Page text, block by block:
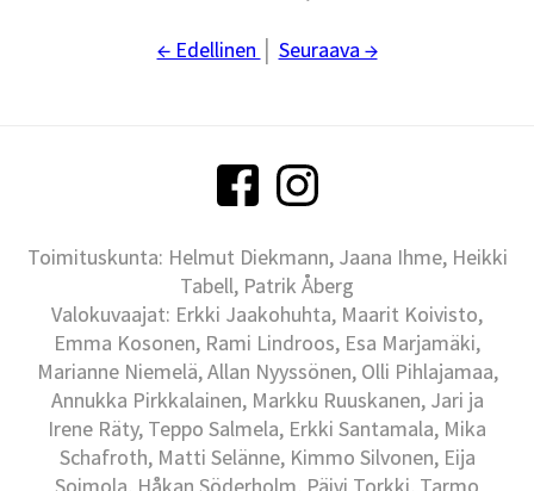
← Edellinen Seuraava →
Toimituskunta: Helmut Diekmann, Jaana Ihme, Heikki
Tabell, Patrik Åberg
Valokuvaajat: Erkki Jaakohuhta, Maarit Koivisto,
Emma Kosonen, Rami Lindroos, Esa Marjamäki,
Marianne Niemelä, Allan Nyyssönen, Olli Pihlajamaa,
Annukka Pirkkalainen, Markku Ruuskanen, Jari ja
Irene Räty, Teppo Salmela, Erkki Santamala, Mika
Schafroth, Matti Selänne, Kimmo Silvonen, Eija